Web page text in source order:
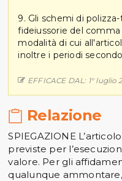
9. Gli schemi di
fideiussorie del
modalità di cui
inoltre i periodi
EFFICACE DAL: 1° luglio
Relazione
SPIEGAZIONE
previste per
valore. Per gli
qualunque